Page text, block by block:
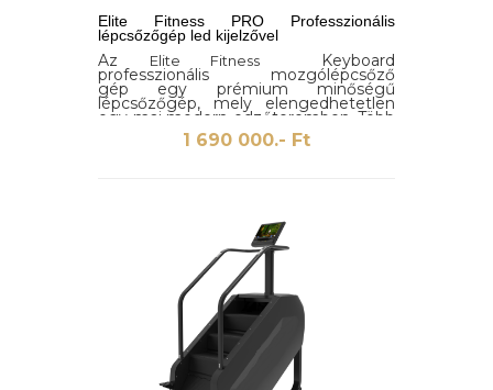
Elite Fitness PRO Professzionális
lépcsőzőgép led kijelzővel
Az Elite Fitness Keyboard
professzionális mozgólépcsőző
gép egy prémium minőségű
lépcsőzőgép, mely elengedhetetlen
egy mai modern edzőteremben. Több
éves tapasztalatra és innovatív
technológiára épül, mely könnyen
1 690 000.- Ft